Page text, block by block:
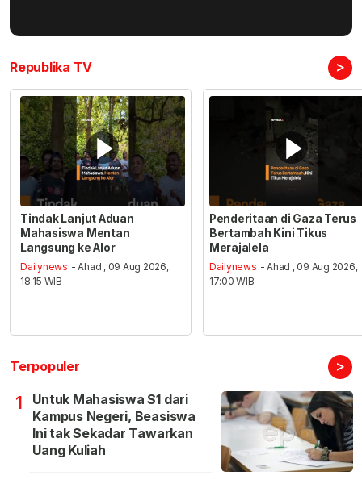
Republika TV >
Tindak Lanjut Aduan
Mahasiswa Mentan
Langsung ke Alor
Dailynews - Ahad , 09 Aug 2026,
18:15 WIB
Penderitaan di Gaza Terus
Bertambah Kini Tikus
Merajalela
Dailynews - Ahad , 09 Aug 2026,
17:00 WIB
Terpopuler >
1
Untuk Mahasiswa S1 dari
Kampus Negeri, Beasiswa
Ini tak Sekadar Tawarkan
Uang Kuliah